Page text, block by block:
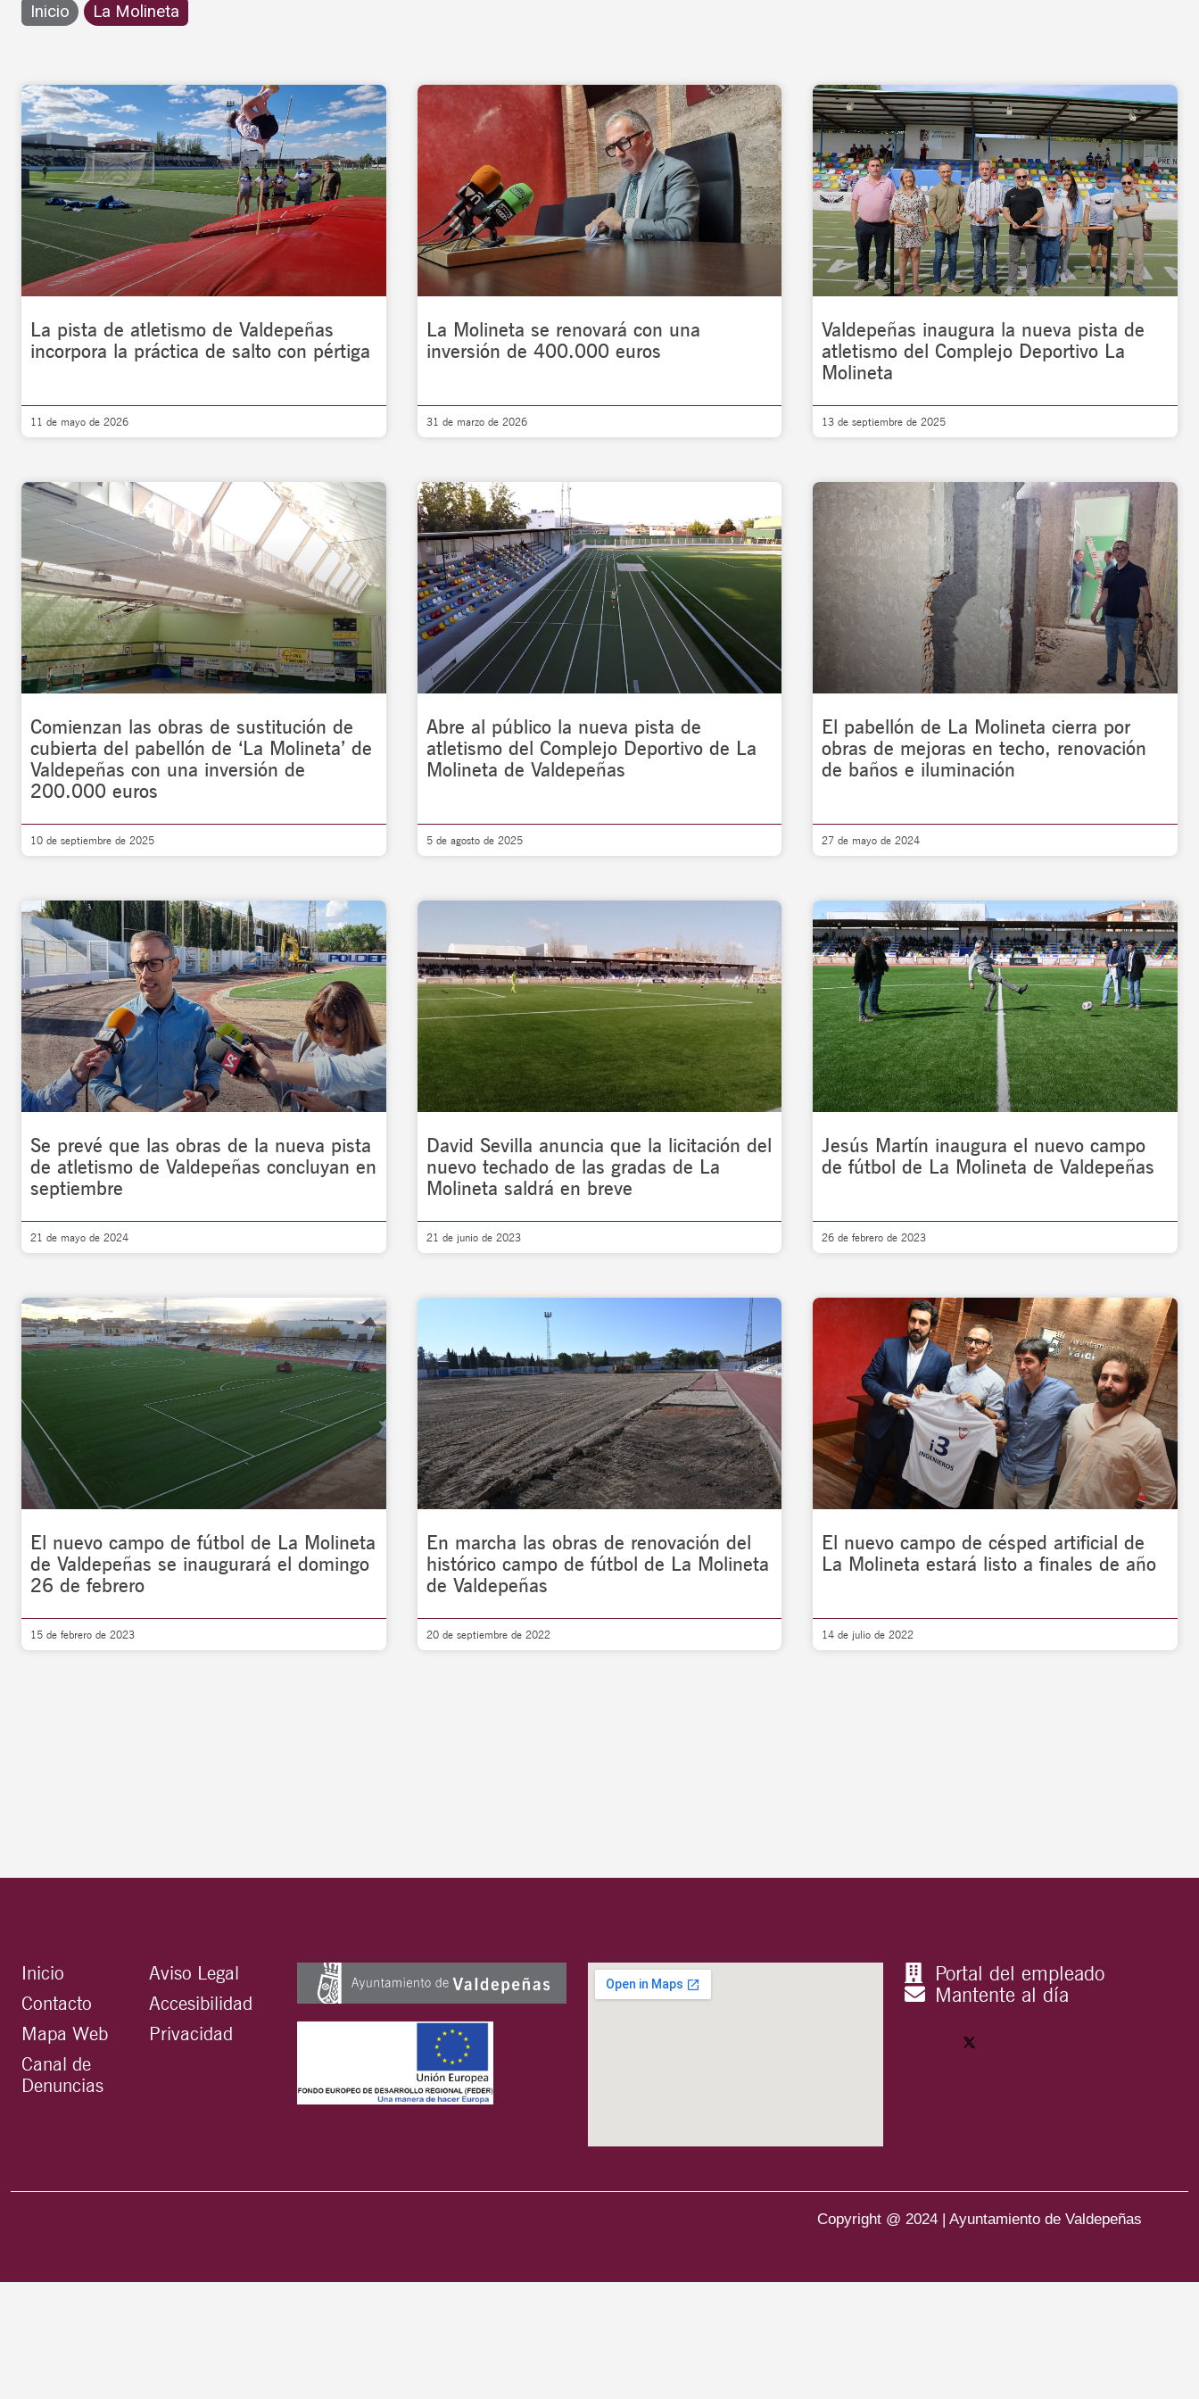
Inicio La Molineta
La pista de atletismo de Valdepeñas
incorpora la práctica de salto con pértiga
11 de mayo de 2026
La Molineta se renovará con una
inversión de 400.000 euros
31 de marzo de 2026
Valdepeñas inaugura la nueva pista de
atletismo del Complejo Deportivo La
Molineta
13 de septiembre de 2025
Comienzan las obras de sustitución de
cubierta del pabellón de ‘La Molineta’ de
Valdepeñas con una inversión de
200.000 euros
10 de septiembre de 2025
Abre al público la nueva pista de
atletismo del Complejo Deportivo de La
Molineta de Valdepeñas
5 de agosto de 2025
El pabellón de La Molineta cierra por
obras de mejoras en techo, renovación
de baños e iluminación
27 de mayo de 2024
Se prevé que las obras de la nueva pista
de atletismo de Valdepeñas concluyan en
septiembre
21 de mayo de 2024
David Sevilla anuncia que la licitación del
nuevo techado de las gradas de La
Molineta saldrá en breve
21 de junio de 2023
Jesús Martín inaugura el nuevo campo
de fútbol de La Molineta de Valdepeñas
26 de febrero de 2023
El nuevo campo de fútbol de La Molineta
de Valdepeñas se inaugurará el domingo
26 de febrero
15 de febrero de 2023
En marcha las obras de renovación del
histórico campo de fútbol de La Molineta
de Valdepeñas
20 de septiembre de 2022
El nuevo campo de césped artificial de
La Molineta estará listo a finales de año
14 de julio de 2022
Inicio
Contacto
Mapa Web
Canal de
Denuncias
Aviso Legal
Accesibilidad
Privacidad
Portal del empleado
Mantente al día
Copyright @ 2024 | Ayuntamiento de Valdepeñas